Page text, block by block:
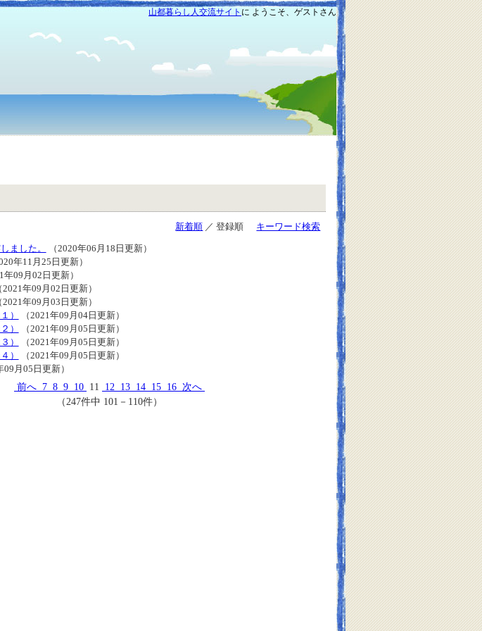
山都暮らし人交流サイト に ようこそ、ゲストさん
新着順 ／ 登録順 キーワード検索
ました。
（2020年06月18日更新）
年11月25日更新）
年09月02日更新）
2021年09月02日更新）
2021年09月03日更新）
）
（2021年09月04日更新）
）
（2021年09月05日更新）
）
（2021年09月05日更新）
）
（2021年09月05日更新）
09月05日更新）
前へ 7 8 9 10 11 12 13 14 15 16 次へ
（247件中 101－110件）